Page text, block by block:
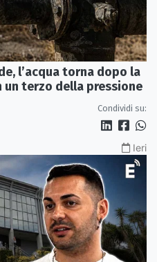
l’acqua torna dopo la
un terzo della pressione
Condividi su:
Ieri